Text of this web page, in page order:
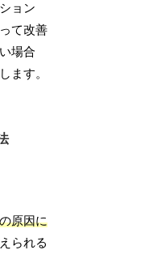
ョン
て改善
場合
ます。
原因に
られる